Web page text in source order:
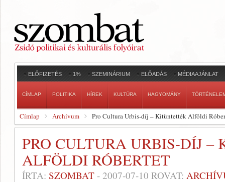
ELŐFIZETÉS 1% SZEMINÁRIUM ELŐADÁS MÉDIAAJÁNLAT
CÍMLAP POLITIKA HÍREK KULTÚRA HAGYOMÁNY
Címlap Archívum Pro Cultura Urbis-díj – Kitüntették Alföldi
PRO CULTURA URBIS-DÍJ –
ALFÖLDI RÓBERTET
ÍRTA: SZOMBAT - 2007-07-10 ROVAT: